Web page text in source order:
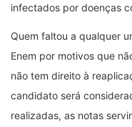
infectados por doenças
Quem faltou a qualquer
Enem por motivos que
não tem direito à
candidato será
realizadas, as notas